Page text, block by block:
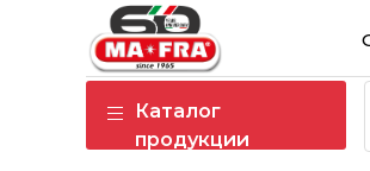
Каталог
продукции